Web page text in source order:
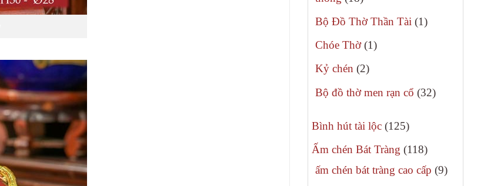
Bộ Đồ Thờ Thần Tài 11
Chóe Thờ 11
Kỷ chén 22
Bộ đồ thờ men rạn cổ 3232
Bình hút tài lộc 125125
phẩm
Ấm chén Bát Tràng 118118
sản
ấm chén bát tràng cao cấp 99